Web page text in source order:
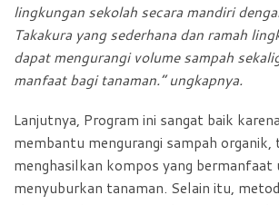
lingkungan sekolah secara mandiri
Takakura yang sederhana dan ramah
dapat mengurangi volume sampah
manfaat bagi tanaman.” ungkapnya.
Lanjutnya, Program ini sangat baik
membantu mengurangi sampah organik,
menghasilkan kompos yang bermanfaat
menyuburkan tanaman. Selain itu,